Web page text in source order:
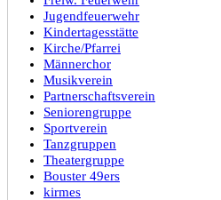
Jugendfeuerwehr
Kindertagesstätte
Kirche/Pfarrei
Männerchor
Musikverein
Partnerschaftsverein
Seniorengruppe
Sportverein
Tanzgruppen
Theatergruppe
Bouster 49ers
kirmes